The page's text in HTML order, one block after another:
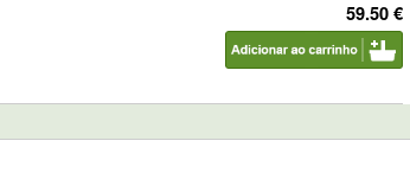
59.50 €